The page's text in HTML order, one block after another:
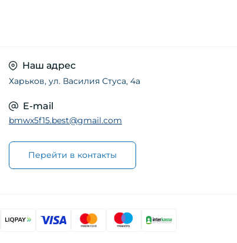
Наш адрес
Харьков, ул. Василия Стуса, 4а
E-mail
bmwx5f15.best@gmail.com
Перейти в контакты